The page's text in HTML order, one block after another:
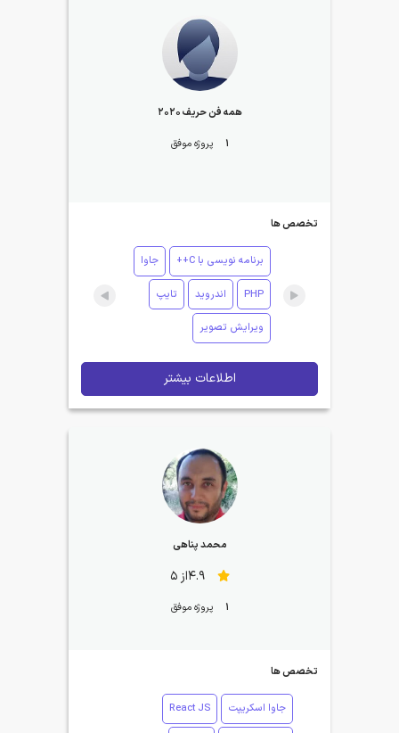
همه فن حریف 2020
1 پروژه موفق
تخصص ها
برنامه نویسی با C++ جاوا
PHP اندروید تایپ
ویرایش تصویر
اطلاعات بیشتر
محمد پناهی
4.9از 5
1 پروژه موفق
تخصص ها
جاوا اسکریپت React JS